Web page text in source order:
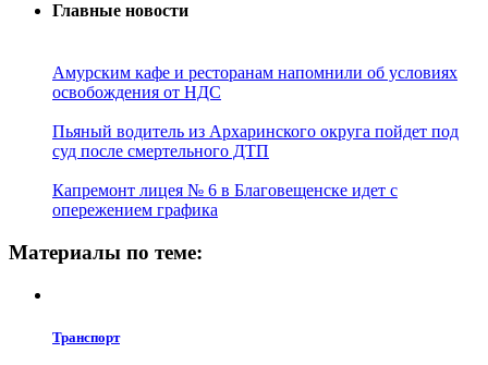
Главные новости
Амурским кафе и ресторанам напомнили об условиях
освобождения от НДС
Пьяный водитель из Архаринского округа пойдет под
суд после смертельного ДТП
Капремонт лицея № 6 в Благовещенске идет с
опережением графика
Материалы по теме:
Транспорт